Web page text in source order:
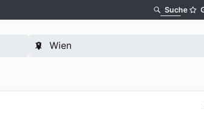
Suche